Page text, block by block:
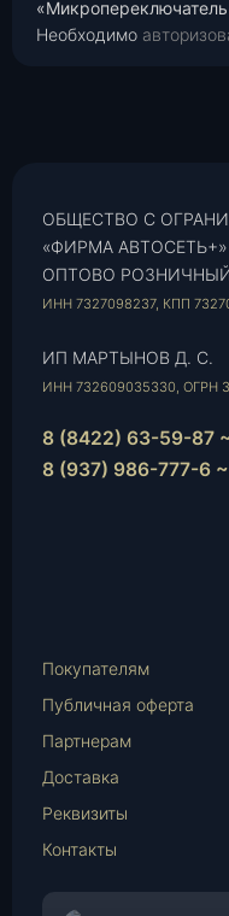
Необходимо
ОБЩЕСТВО С
«ФИРМА АВТОСЕТЬ+»
ОПТОВО
ИНН 7327098237, КПП
ИП МАРТЫНОВ Д. С.
ИНН 732609035330, ОГРН
8 (8422) 63-59-87
8 (937) 986-777-6
Mail
Покупателям
Публичная оферта
Партнерам
Доставка
Реквизиты
Контакты